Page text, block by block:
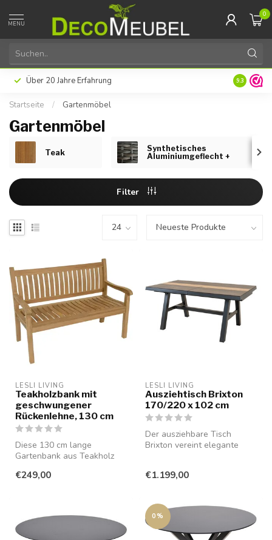
MENU
0
Über 20 Jahre Erfahrung 9.3
Startseite / Gartenmöbel
Gartenmöbel
Teak
Synthetisches
Aluminiumgeflecht +
Filter
LESLI LIVING
Teakholzbank mit
geschwungener
Rückenlehne, 130 cm
Diese 130 cm lange
Gartenbank aus Teakholz
hohem Si...
€249,00
LESLI LIVING
Ausziehtisch Brixton
170/220 x 102 cm
Der ausziehbare Tisch
Brixton vereint elegante
€1.199,00
0%